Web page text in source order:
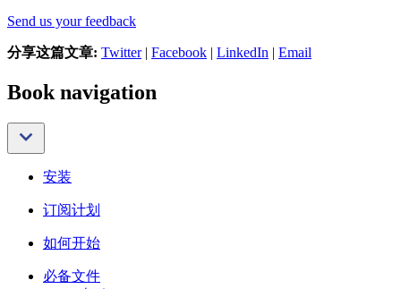
Send us your feedback
分享这篇文章: Twitter| Facebook LinkedIn Email
Book navigation
安装
订阅计划
如何开始
必备文件